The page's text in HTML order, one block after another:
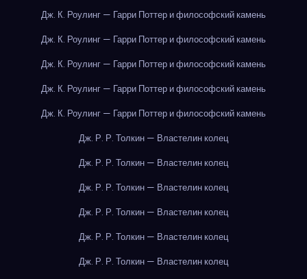
Дж. К. Роулинг — Гарри Поттер и философский камень
Дж. К. Роулинг — Гарри Поттер и философский камень
Дж. К. Роулинг — Гарри Поттер и философский камень
Дж. К. Роулинг — Гарри Поттер и философский камень
Дж. К. Роулинг — Гарри Поттер и философский камень
Дж. Р. Р. Толкин — Властелин колец
Дж. Р. Р. Толкин — Властелин колец
Дж. Р. Р. Толкин — Властелин колец
Дж. Р. Р. Толкин — Властелин колец
Дж. Р. Р. Толкин — Властелин колец
Дж. Р. Р. Толкин — Властелин колец